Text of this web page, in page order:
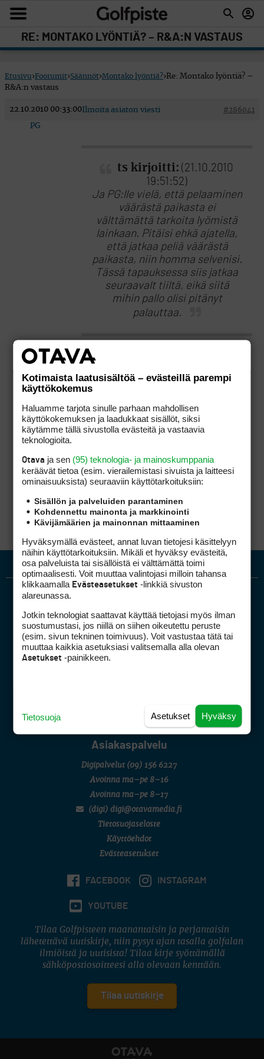
RE: MONTAKO LYÖNTIÄ? – R&A:N VASTAUS
Etusivu›Foorumit›Säännöt›Montako lyöntiä?›Re: Montako lyöntiä? –
R&A:n vastaus
22.10.2010 00:33:00 #286041
Ilmoita asiaton viesti
PG
ts kirjoitti: (21.10.2010
19:51:52)
Ja PG:lle vielä, että pelaaminen
väärästä paikasta ei
välttämättä tarkoita lyömistä
lainkaan. Pitäisi ehkä ajatella,
että jatkaa peliä väärästä
paikasta, niin homma selvenisi.
Tässä tapauksessa siis jatkaa
seuraavalt tiiltä, eikä siitä
mihin pallo olisi pitänyt
palauttaa.
Kiitos ts asiallisesta vastauksesta. Pitää
väittylinjalla (ainakaan toistaiseksi) koskien
yleisesti väitettä, että liikkuvaa palloa ei voi
pelata väärästä paikasta. Minkä perustteella
perusteella lamppu ei ole vielä syttynyt, mutta
ehkä se siitä…
Golfpiste mediakortti
DSA avoimuusraportti
Asiakaspalvelu
Digipalvelut (09) 156 6227
Avoinna ma–pe 8–16
Avoinna ma–pe 8–17
(digi) digi@otavamedia.fi
Tietosuojaseloste
Käyttöehdot
Evästeasetukset
FACEBOOK INSTAGRAM
YOUTUBE
Tilaa Golfpisteen maanantaisin ja perjantaisin
lähetettävä uutiskirje, niin pysyt ajan tasalla golfalan
ilmiöistä ja uutisista! Tilaa kirje syöttämällä
sähköpostiosoitteesi alla olevaan kenttään.
Tilaa uutiskirje
Kotimaista laatusisältöä – evästeillä parempi
käyttökokemus
Haluamme tarjota sinulle parhaan mahdollisen
käyttökokemuksen ja laadukkaat sisällöt, siksi
käytämme tällä sivustolla evästeitä ja vastaavia
teknologioita.
Otava ja sen (95) teknologia- ja mainoskumppania
keräävät tietoa (esim. vierailemis­tasi sivuista ja laitteesi
ominaisuuk­sista) seuraaviin käyttötarkoituksiin:
Sisällön ja palveluiden parantaminen
Kohdennettu mainonta ja markkinointi
Kävijämäärien ja mainonnan mittaaminen
Hyväksymällä evästeet, annat luvan tietojesi käsittelyyn
näihin käyttötarkoituksiin. Mikäli et hyväksy evästeitä,
osa palveluista tai sisällöistä ei välttämättä toimi
optimaalisesti. Voit muuttaa valintojasi milloin tahansa
klikkaamalla Evästeasetukset -linkkiä sivuston
alareunassa.
Jotkin teknologiat saattavat käyttää tietojasi myös ilman
suostumustasi, jos niillä on siihen oikeutettu peruste
(esim. sivun tekninen toimivuus). Voit vastustaa tätä tai
muuttaa kaikkia asetuksiasi valitsemalla alla olevan
Asetukset -painikkeen.
Hyväksy
Asetukset
Tietosuoja